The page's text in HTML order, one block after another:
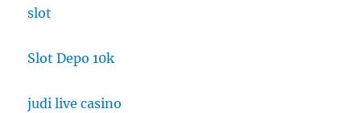
slot
Slot Depo 10k
judi live casino